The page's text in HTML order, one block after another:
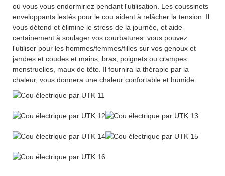
où vous vous endormiriez pendant l'utilisation. Les coussinets
enveloppants lestés pour le cou aident à relâcher la tension. Il
vous détend et élimine le stress de la journée, et aide
certainement à soulager vos courbatures. vous pouvez
l'utiliser pour les hommes/femmes/filles sur vos genoux et
jambes et coudes et mains, bras, poignets ou crampes
menstruelles, maux de tête. Il fournira la thérapie par la
chaleur, vous donnera une chaleur confortable et humide.